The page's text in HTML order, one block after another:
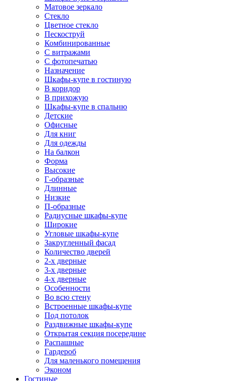
Матовое зеркало
Стекло
Цветное стекло
Пескоструй
Комбинированные
С витражами
С фотопечатью
Назначение
Шкафы-купе в гостиную
В коридор
В прихожую
Шкафы-купе в спальню
Детские
Офисные
Для книг
Для одежды
На балкон
Форма
Высокие
Г-образные
Длинные
Низкие
П-образные
Радиусные шкафы-купе
Широкие
Угловые шкафы-купе
Закругленный фасад
Количество дверей
2-х дверные
3-х дверные
4-х дверные
Особенности
Во всю стену
Встроенные шкафы-купе
Под потолок
Раздвижные шкафы-купе
Открытая секция посередине
Распашные
Гардероб
Для маленького помещения
Эконом
Гостиные